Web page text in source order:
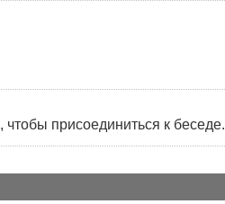
, чтобы присоединиться к беседе.